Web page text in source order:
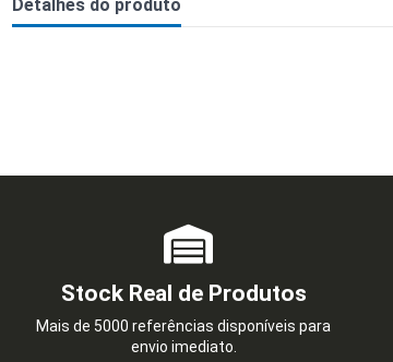
Detalhes do produto
Stock Real de Produtos
Mais de 5000 referências disponíveis para
envio imediato.